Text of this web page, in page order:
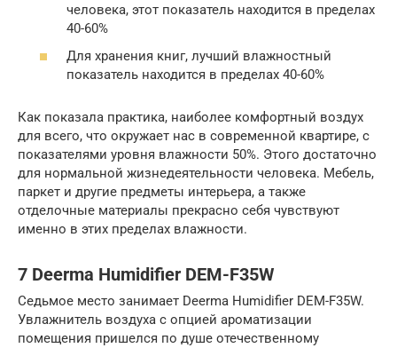
человека, этот показатель находится в пределах
40-60%
Для хранения книг, лучший влажностный
показатель находится в пределах 40-60%
Как показала практика, наиболее комфортный воздух
для всего, что окружает нас в современной квартире, с
показателями уровня влажности 50%. Этого достаточно
для нормальной жизнедеятельности человека. Мебель,
паркет и другие предметы интерьера, а также
отделочные материалы прекрасно себя чувствуют
именно в этих пределах влажности.
7 Deerma Humidifier DEM-F35W
Седьмое место занимает Deerma Humidifier DEM-F35W.
Увлажнитель воздуха с опцией ароматизации
помещения пришелся по душе отечественному